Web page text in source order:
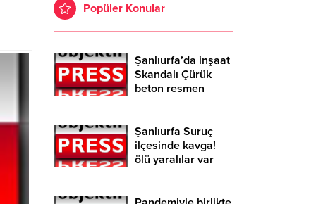
Popüler Konular
Şanlıurfa’da inşaat
Skandalı Çürük
beton resmen
Şanlıurfa Suruç
ilçesinde kavga!
ölü yaralılar var